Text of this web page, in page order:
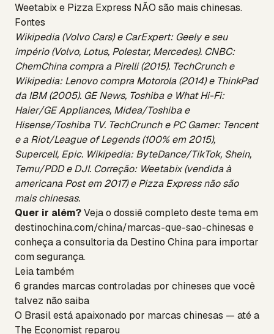
Weetabix e Pizza Express NÃO são mais chinesas.
Fontes
Wikipedia (Volvo Cars) e CarExpert: Geely e seu
império (Volvo, Lotus, Polestar, Mercedes). CNBC:
ChemChina compra a Pirelli (2015). TechCrunch e
Wikipedia: Lenovo compra Motorola (2014) e ThinkPad
da IBM (2005). GE News, Toshiba e What Hi-Fi:
Haier/GE Appliances, Midea/Toshiba e
Hisense/Toshiba TV. TechCrunch e PC Gamer: Tencent
e a Riot/League of Legends (100% em 2015),
Supercell, Epic. Wikipedia: ByteDance/TikTok, Shein,
Temu/PDD e DJI. Correção: Weetabix (vendida à
americana Post em 2017) e Pizza Express não são
mais chinesas.
Quer ir além?Veja o dossiê completo deste tema em
destinochina.com/china/marcas-que-sao-chinesas e
conheça aconsultoria da Destino China para importar
com segurança.
Leia também
6 grandes marcas controladas por chineses que você
talvez não saiba
O Brasil está apaixonado por marcas chinesas — até a
The Economist reparou